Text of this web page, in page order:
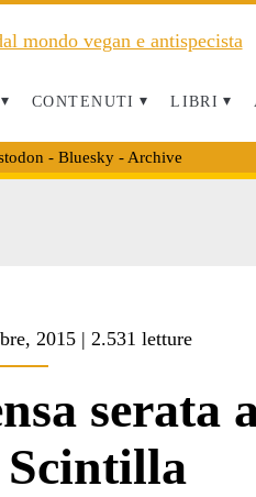
CONTENUTI LIBRI
- Bluesky- Archive
2015 | 2.531 letture
serata